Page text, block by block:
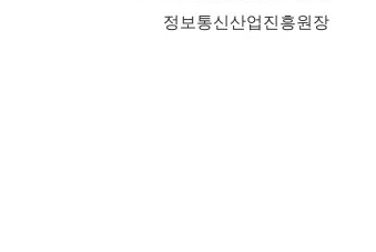
정보통신산업진흥원장